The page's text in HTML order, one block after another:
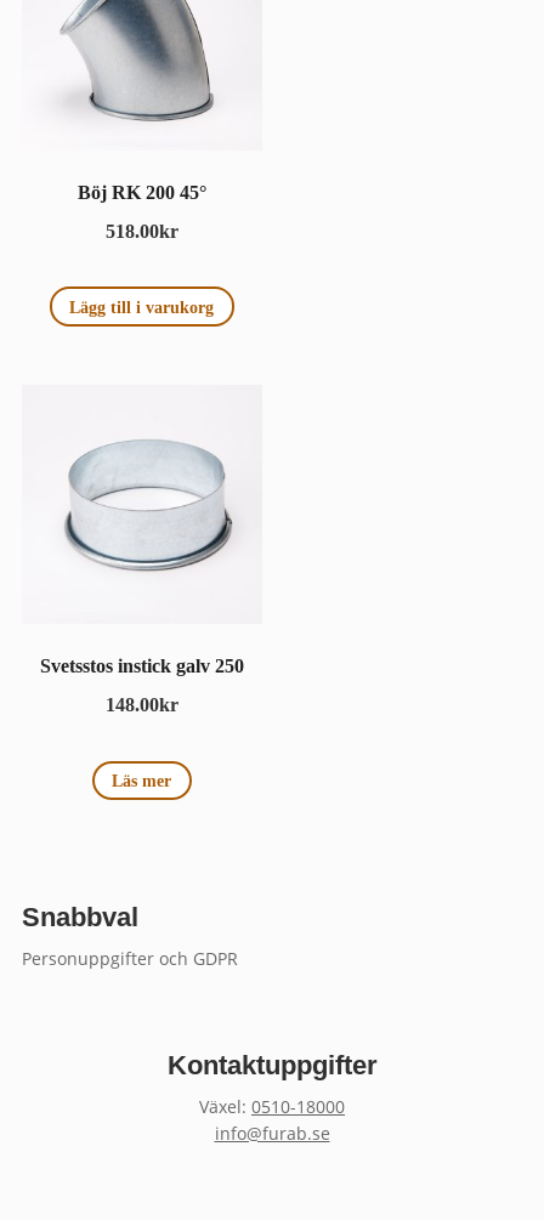
Böj RK 200 45°
518.00kr
Lägg till i varukorg
Svetsstos instick galv 250
148.00kr
Läs mer
Snabbval
Personuppgifter och GDPR
Kontaktuppgifter
Växel: 0510-18000
info@furab.se